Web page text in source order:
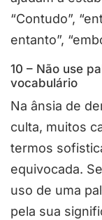
“Contudo”,
entanto”,
10 – Não use
vocabulário
Na ânsia de
culta, muitos
termos
equivocada.
uso de uma
pela sua